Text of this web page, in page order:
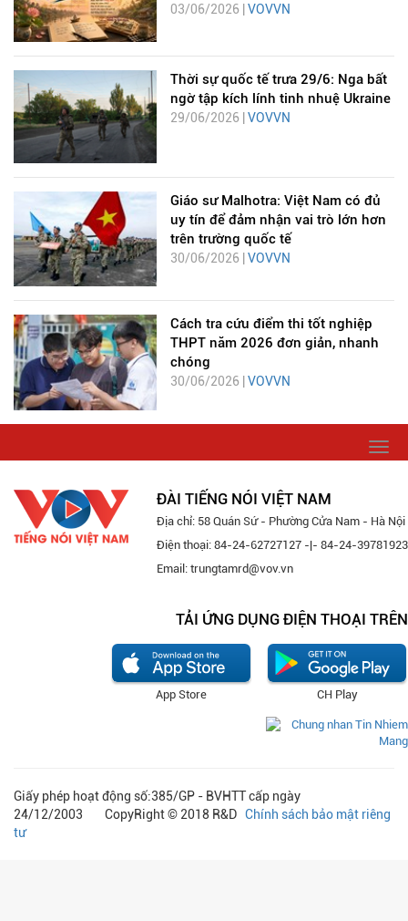
03/06/2026 | VOVVN
Thời sự quốc tế trưa 29/6: Nga bất
ngờ tập kích lính tinh nhuệ Ukraine
29/06/2026 | VOVVN
Giáo sư Malhotra: Việt Nam có đủ
uy tín để đảm nhận vai trò lớn hơn
trên trường quốc tế
30/06/2026 | VOVVN
Cách tra cứu điểm thi tốt nghiệp
THPT năm 2026 đơn giản, nhanh
chóng
30/06/2026 | VOVVN
ĐÀI TIẾNG NÓI VIỆT NAM
Địa chỉ: 58 Quán Sứ - Phường Cửa Nam - Hà Nội
Điện thoại: 84-24-62727127 -|- 84-24-39781923
Email: trungtamrd@vov.vn
TẢI ỨNG DỤNG ĐIỆN THOẠI TRÊN
CH Play
App Store
Giấy phép hoạt động số:385/GP - BVHTT cấp ngày
24/12/2003 CopyRight © 2018 R&D Chính sách bảo mật riêng
tư